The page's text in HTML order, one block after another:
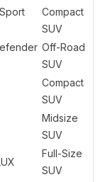
Compact
SUV
Off-Road
SUV
Compact
SUV
Midsize
SUV
Full-Size
SUV